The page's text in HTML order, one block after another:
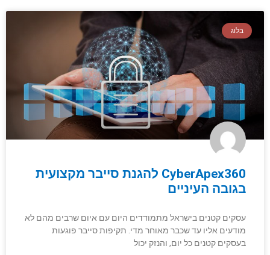
בלוג
CyberApex360 להגנת סייבר מקצועית
בגובה העיניים
עסקים קטנים בישראל מתמודדים היום עם איום שרבים מהם לא
מודעים אליו עד שכבר מאוחר מדי. תקיפות סייבר פוגעות
בעסקים קטנים כל יום, והנזק יכול